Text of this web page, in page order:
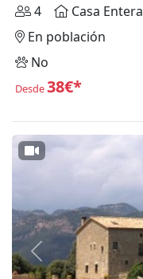
4
Casa Entera
En población
No
Desde38€*
Anterior